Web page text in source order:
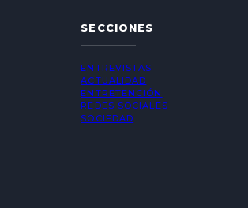
SECCIONES
ENTREVISTAS
ACTUALIDAD
ENTRETENCIÓN
REDES SOCIALES
SOCIEDAD